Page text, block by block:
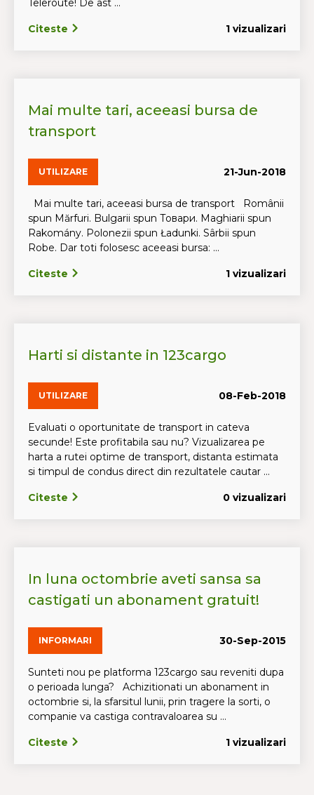
Teleroute! De ast ...
Citeste 1 vizualizari
Mai multe tari, aceeasi bursa de
transport
UTILIZARE 21-Jun-2018
Mai multe tari, aceeasi bursa de transport Românii
spun Mărfuri. Bulgarii spun Tовари. Maghiarii spun
Rakomány. Polonezii spun Ładunki. Sârbii spun
Robe. Dar toti folosesc aceeasi bursa: ...
Citeste 1 vizualizari
Harti si distante in 123cargo
UTILIZARE 08-Feb-2018
Evaluati o oportunitate de transport in cateva
secunde! Este profitabila sau nu? Vizualizarea pe
harta a rutei optime de transport, distanta estimata
si timpul de condus direct din rezultatele cautar ...
Citeste 0 vizualizari
In luna octombrie aveti sansa sa
castigati un abonament gratuit!
INFORMARI 30-Sep-2015
Sunteti nou pe platforma 123cargo sau reveniti dupa
o perioada lunga? Achizitionati un abonament in
octombrie si, la sfarsitul lunii, prin tragere la sorti, o
companie va castiga contravaloarea su ...
Citeste 1 vizualizari